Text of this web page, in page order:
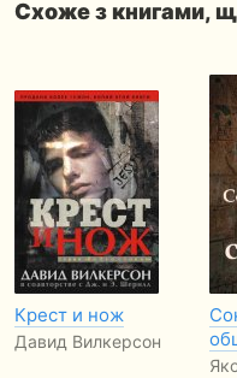
Схоже з книгами,
Крест и нож
Давид Вилкерсон